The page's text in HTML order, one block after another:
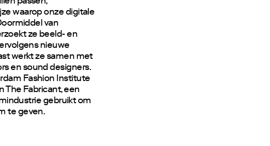
waarop onze digitale
van
ze beeld- en
nieuwe
werkt ze samen met
en sound designers.
Fashion Institute
The Fabricant, een
gebruikt om
te geven.